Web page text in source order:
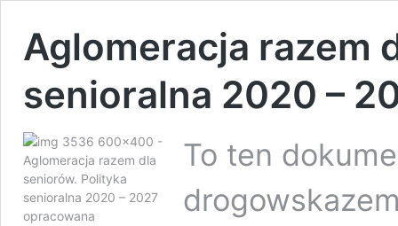
Aglomeracja razem
senioralna 2020 –
To ten